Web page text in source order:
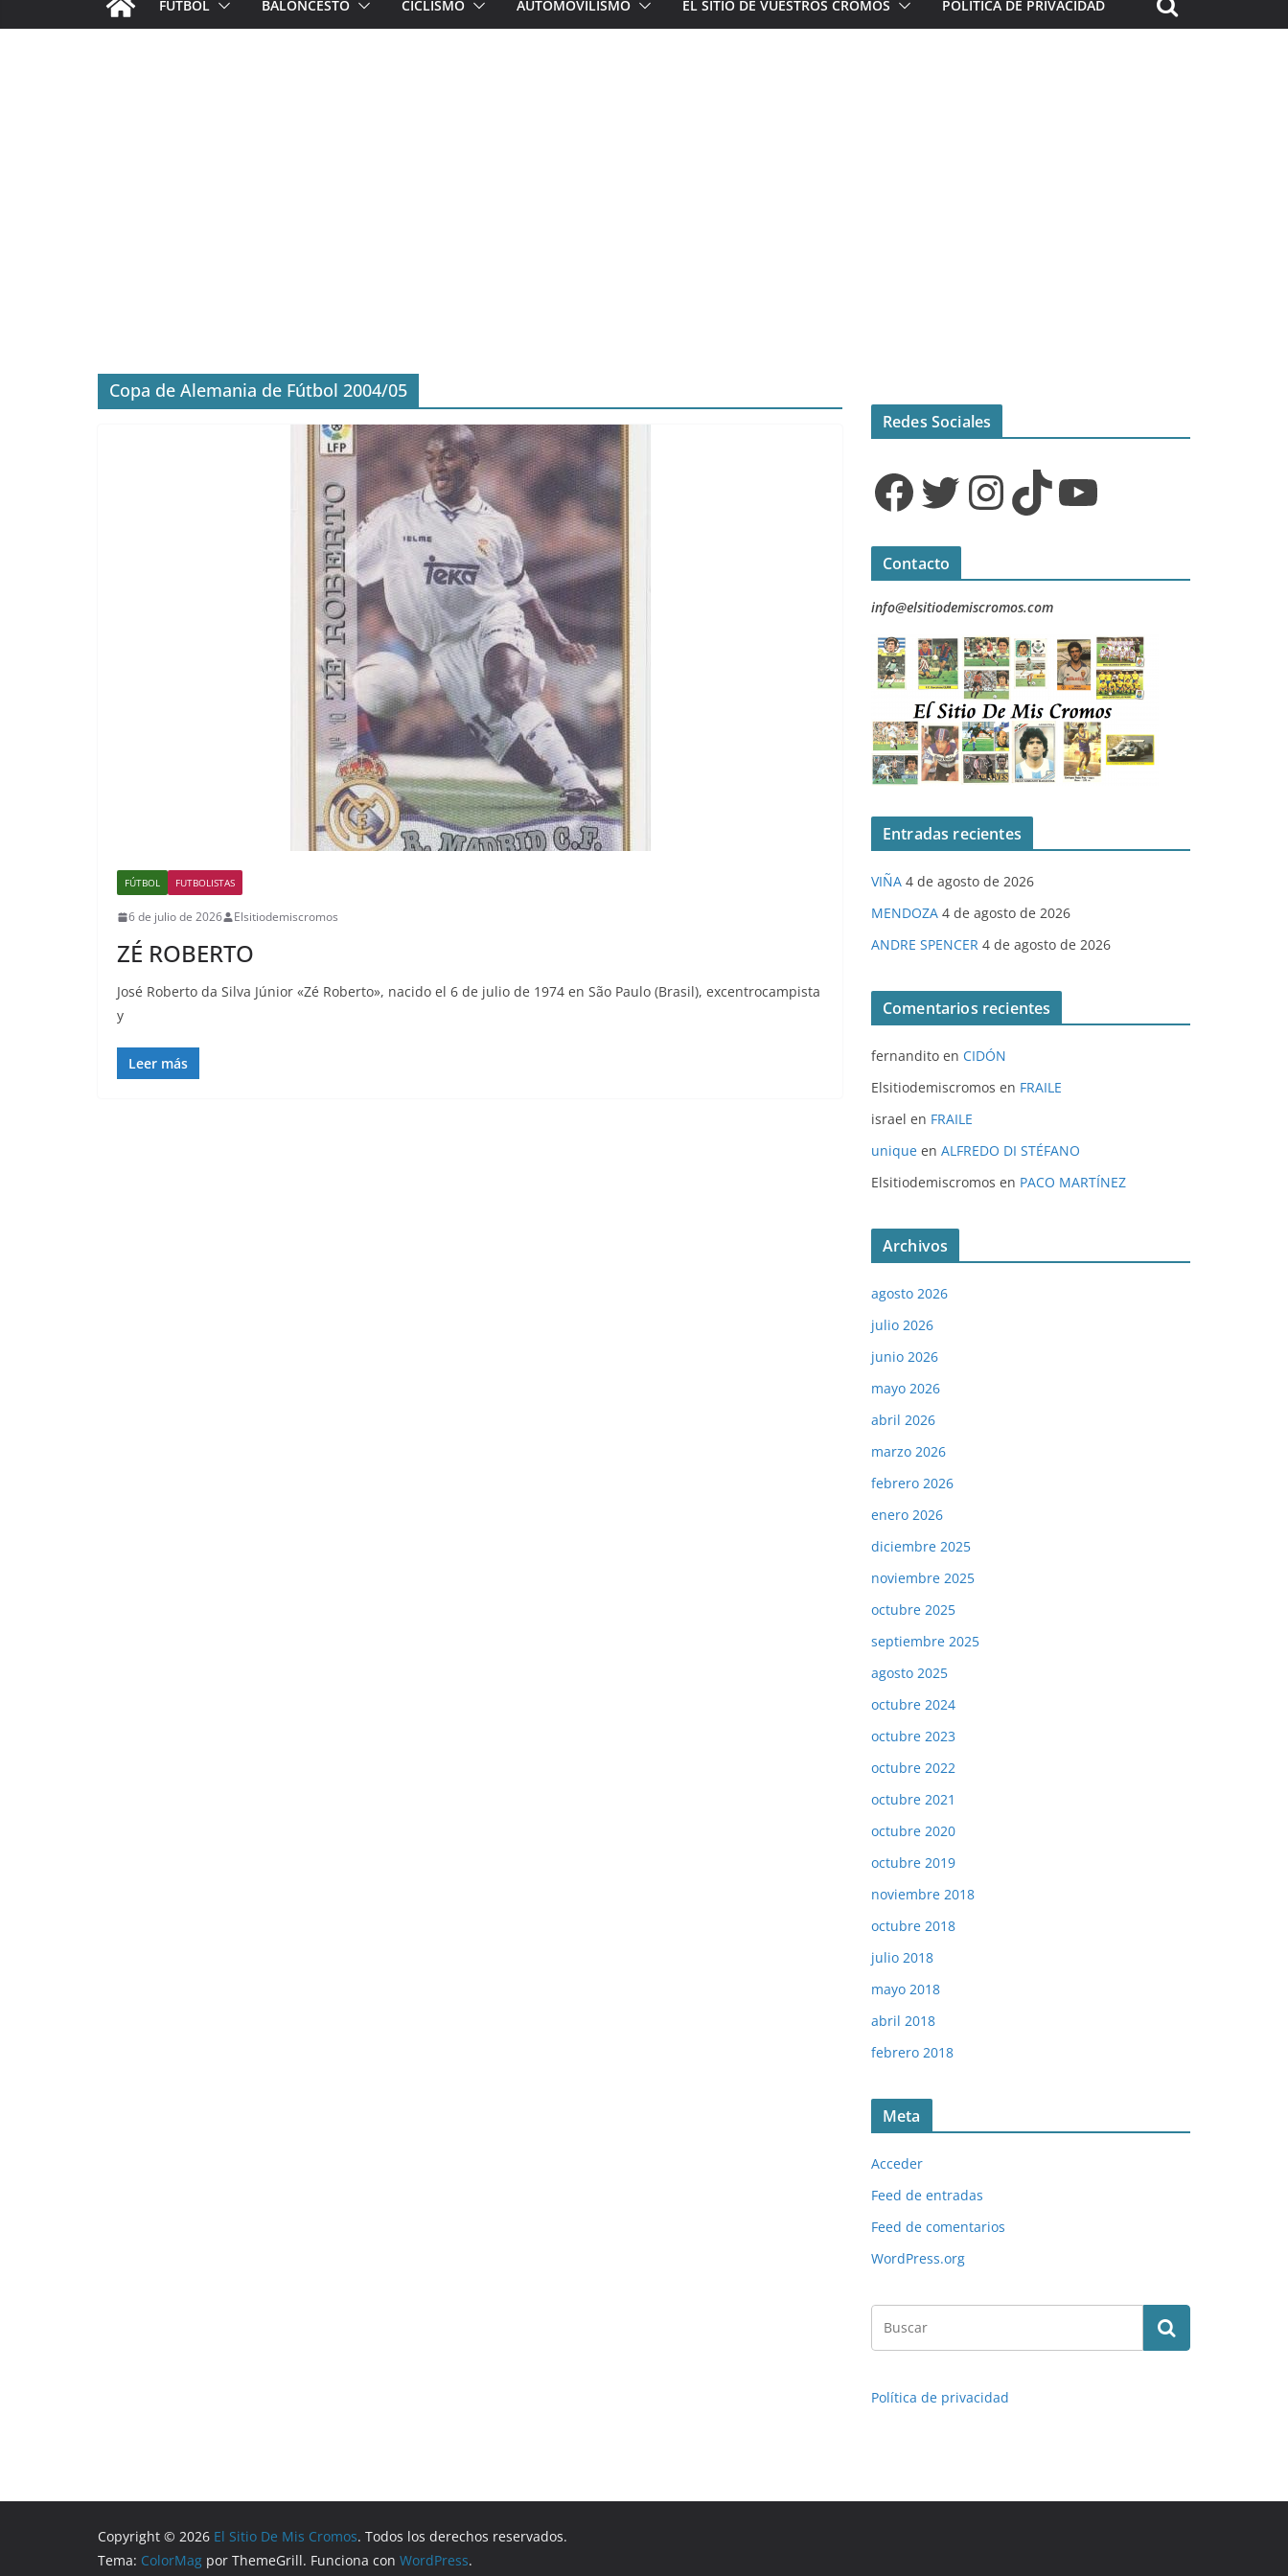
FÚTBOL BALONCESTO CICLISMO AUTOMOVILISMO EL SITIO DE VUESTROS CROMOS POLÍTICA DE PRIVACIDAD
Copa de Alemania de Fútbol 2004/05
FÚTBOL FUTBOLISTAS
6 de julio de 2026 Elsitiodemiscromos
ZÉ ROBERTO
José Roberto da Silva Júnior «Zé Roberto», nacido el 6 de julio de 1974 en São Paulo (Brasil), excentrocampista
y
Leer más
Redes Sociales
Facebook Twitter InstagramTikTok YouTube
Contacto
info@elsitiodemiscromos.com
Entradas recientes
VIÑA 4 de agosto de 2026
MENDOZA 4 de agosto de 2026
ANDRE SPENCER 4 de agosto de 2026
Comentarios recientes
fernandito en CIDÓN
Elsitiodemiscromos en FRAILE
israel en FRAILE
unique en ALFREDO DI STÉFANO
Elsitiodemiscromos en PACO MARTÍNEZ
Archivos
agosto 2026
julio 2026
junio 2026
mayo 2026
abril 2026
marzo 2026
febrero 2026
enero 2026
diciembre 2025
noviembre 2025
octubre 2025
septiembre 2025
agosto 2025
octubre 2024
octubre 2023
octubre 2022
octubre 2021
octubre 2020
octubre 2019
noviembre 2018
octubre 2018
julio 2018
mayo 2018
abril 2018
febrero 2018
Meta
Acceder
Feed de entradas
Feed de comentarios
WordPress.org
Política de privacidad
Copyright © 2026 El Sitio De Mis Cromos. Todos los derechos reservados.
Tema: ColorMag por ThemeGrill. Funciona con WordPress.